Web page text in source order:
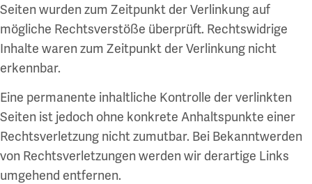
Seiten wurden zum Zeitpunkt der Verlinkung auf
mögliche Rechtsverstöße überprüft. Rechtswidrige
Inhalte waren zum Zeitpunkt der Verlinkung nicht
erkennbar.
Eine permanente inhaltliche Kontrolle der verlinkten
Seiten ist jedoch ohne konkrete Anhaltspunkte einer
Rechtsverletzung nicht zumutbar. Bei Bekanntwerden
von Rechtsverletzungen werden wir derartige Links
umgehend entfernen.